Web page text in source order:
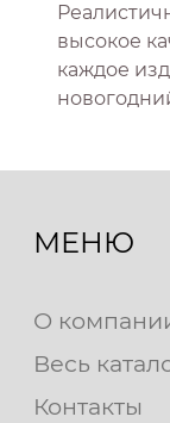
высокое
каждое
МЕНЮ
О
Весь
Контакты